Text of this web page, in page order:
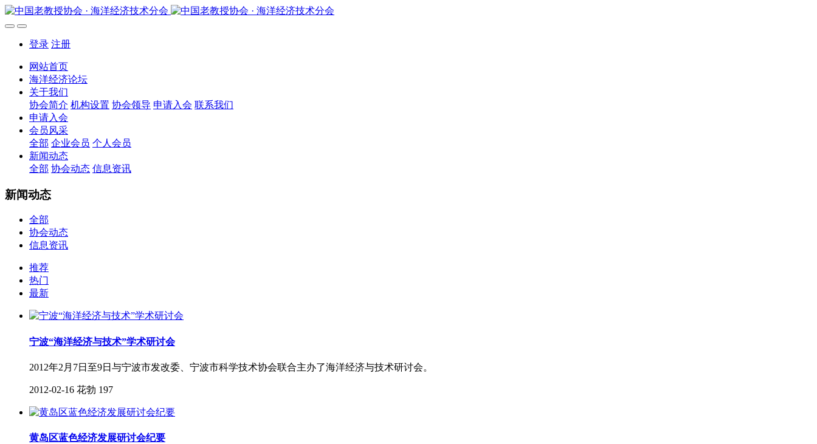
登录 注册
网站首页
海洋经济论坛
关于我们
协会简介 机构设置 协会领导 申请入会 联系我们
申请入会
会员风采
全部 企业会员 个人会员
新闻动态
全部 协会动态 信息资讯
新闻动态
全部
协会动态
信息资讯
推荐
热门
最新
宁波“海洋经济与技术”学术研讨会
2012年2月7日至9日与宁波市发改委、宁波市科学技术协会联合主办了海洋经济与技术研讨会。
2012-02-16 花勃 197
黄岛区蓝色经济发展研讨会纪要